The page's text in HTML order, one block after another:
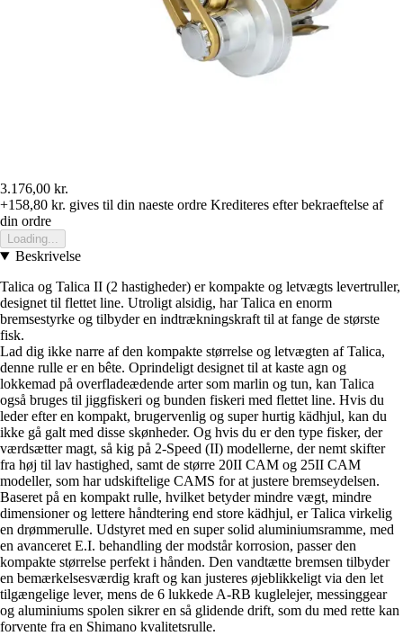
3.176,00 kr.
+158,80 kr. gives til din naeste ordre Krediteres efter bekraeftelse af
din ordre
Loading...
Beskrivelse
Talica og Talica II (2 hastigheder) er kompakte og letvægts levertruller,
designet til flettet line. Utroligt alsidig, har Talica en enorm
bremsestyrke og tilbyder en indtrækningskraft til at fange de største
fisk.
Lad dig ikke narre af den kompakte størrelse og letvægten af Talica,
denne rulle er en bête. Oprindeligt designet til at kaste agn og
lokkemad på overfladeædende arter som marlin og tun, kan Talica
også bruges til jiggfiskeri og bunden fiskeri med flettet line. Hvis du
leder efter en kompakt, brugervenlig og super hurtig kädhjul, kan du
ikke gå galt med disse skønheder. Og hvis du er den type fisker, der
værdsætter magt, så kig på 2-Speed (II) modellerne, der nemt skifter
fra høj til lav hastighed, samt de større 20II CAM og 25II CAM
modeller, som har udskiftelige CAMS for at justere bremseydelsen.
Baseret på en kompakt rulle, hvilket betyder mindre vægt, mindre
dimensioner og lettere håndtering end store kädhjul, er Talica virkelig
en drømmerulle. Udstyret med en super solid aluminiumsramme, med
en avanceret E.I. behandling der modstår korrosion, passer den
kompakte størrelse perfekt i hånden. Den vandtætte bremsen tilbyder
en bemærkelsesværdig kraft og kan justeres øjeblikkeligt via den let
tilgængelige lever, mens de 6 lukkede A-RB kuglelejer, messinggear
og aluminiums spolen sikrer en så glidende drift, som du med rette kan
forvente fra en Shimano kvalitetsrulle.